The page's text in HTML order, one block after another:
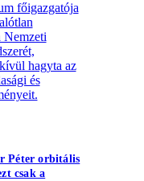
főigazgatója
Nemzeti
hagyta az
és
Péter orbitális
csak a